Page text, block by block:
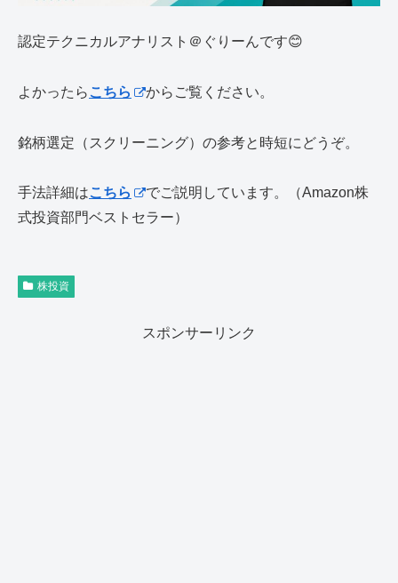
認定テクニカルアナリスト＠ぐりーんです😊
よかったら こちら からご覧ください。
銘柄選定（スクリーニング）の参考と時短にどうぞ。
手法詳細はこちら
でご説明しています。（Amazon株
式投資部門ベストセラー）
株投資
スポンサーリンク